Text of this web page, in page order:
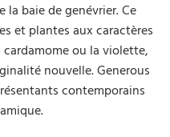
baie de genévrier. Ce
et plantes aux caractères
ou la violette,
nouvelle. Generous
contemporains